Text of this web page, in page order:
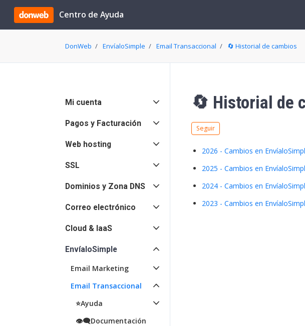
Saltar al contenido principal
Centro de Ayuda
DonWeb EnvíaloSimple Email Transaccional 🔄 Historial de cambios
🔄 Historial de
Seguir
2026 - Cambios en
2025 - Cambios en
2024 - Cambios en
2023 - Cambios en
Mi cuenta
Pagos y Facturación
Web hosting
SSL
Dominios y Zona DNS
Correo electrónico
Cloud & IaaS
EnvíaloSimple
Email Marketing
Email Transaccional
⭐️Ayuda
👁️‍🗨️Documentación